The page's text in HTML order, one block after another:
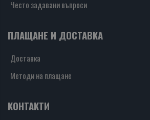
Често задавани въпроси
ПЛАЩАНЕ И ДОСТАВКА
Доставка
Методи на плащане
КОНТАКТИ